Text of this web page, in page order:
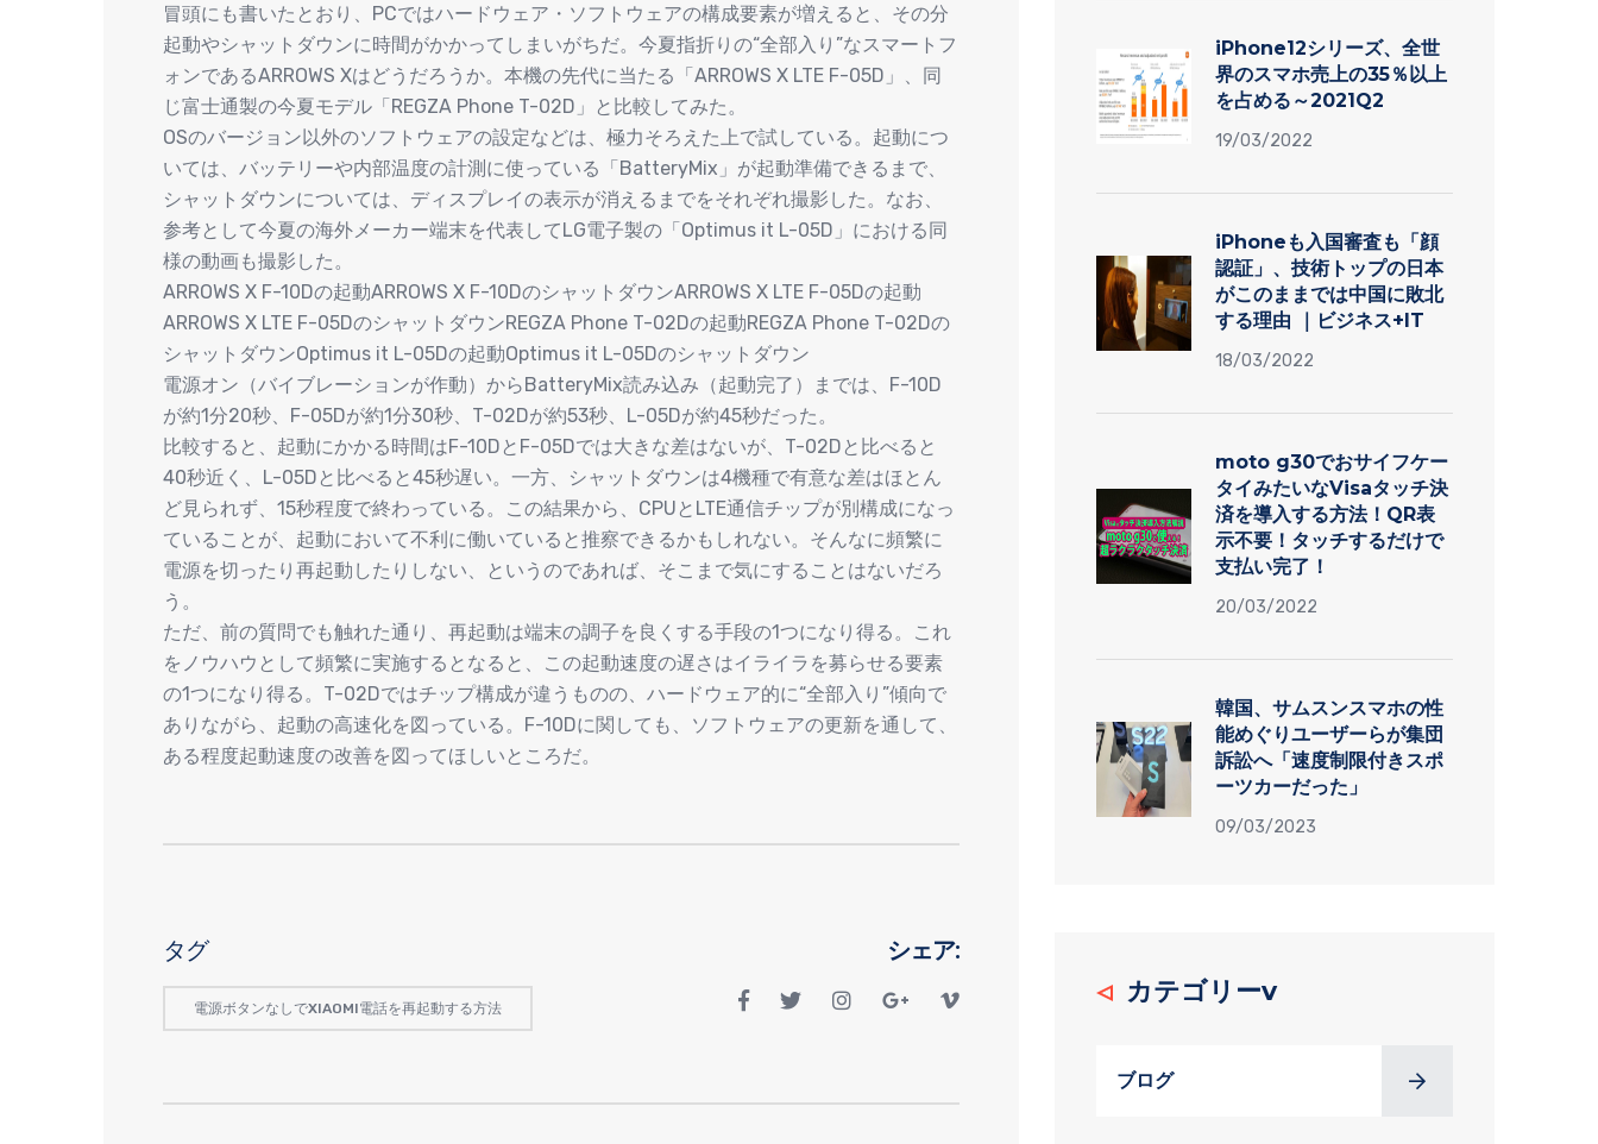
冒頭にも書いたとおり、PCではハードウェア・ソフトウェアの構成要素が増えると、その分
起動やシャットダウンに時間がかかってしまいがちだ。今夏指折りの“全部入り”なスマートフ
ォンであるARROWS Xはどうだろうか。本機の先代に当たる「ARROWS X LTE F-05D」、同
じ富士通製の今夏モデル「REGZA Phone T-02D」と比較してみた。
OSのバージョン以外のソフトウェアの設定などは、極力そろえた上で試している。起動につ
いては、バッテリーや内部温度の計測に使っている「BatteryMix」が起動準備できるまで、
シャットダウンについては、ディスプレイの表示が消えるまでをそれぞれ撮影した。なお、
参考として今夏の海外メーカー端末を代表してLG電子製の「Optimus it L-05D」における同
様の動画も撮影した。
ARROWS X F-10Dの起動ARROWS X F-10DのシャットダウンARROWS X LTE F-05Dの起動
ARROWS X LTE F-05DのシャットダウンREGZA Phone T-02Dの起動REGZA Phone T-02Dの
シャットダウンOptimus it L-05Dの起動Optimus it L-05Dのシャットダウン
電源オン（バイブレーションが作動）からBatteryMix読み込み（起動完了）までは、F-10D
が約1分20秒、F-05Dが約1分30秒、T-02Dが約53秒、L-05Dが約45秒だった。
比較すると、起動にかかる時間はF-10DとF-05Dでは大きな差はないが、T-02Dと比べると
40秒近く、L-05Dと比べると45秒遅い。一方、シャットダウンは4機種で有意な差はほとん
ど見られず、15秒程度で終わっている。この結果から、CPUとLTE通信チップが別構成になっ
ていることが、起動において不利に働いていると推察できるかもしれない。そんなに頻繁に
電源を切ったり再起動したりしない、というのであれば、そこまで気にすることはないだろ
う。
ただ、前の質問でも触れた通り、再起動は端末の調子を良くする手段の1つになり得る。これ
をノウハウとして頻繁に実施するとなると、この起動速度の遅さはイライラを募らせる要素
の1つになり得る。T-02Dではチップ構成が違うものの、ハードウェア的に“全部入り”傾向で
ありながら、起動の高速化を図っている。F-10Dに関しても、ソフトウェアの更新を通して、
ある程度起動速度の改善を図ってほしいところだ。
タグ
電源ボタンなしでXIAOMI電話を再起動する方法
シェア:
iPhone12シリーズ、全世
界のスマホ売上の35％以上
を占める～2021Q2
19/03/2022
iPhoneも入国審査も「顔
認証」、技術トップの日本
がこのままでは中国に敗北
する理由 ｜ビジネス+IT
18/03/2022
moto g30でおサイフケー
タイみたいなVisaタッチ決
済を導入する方法！QR表
示不要！タッチするだけで
支払い完了！
20/03/2022
韓国、サムスンスマホの性
能めぐりユーザーらが集団
訴訟へ「速度制限付きスポ
ーツカーだった」
09/03/2023
カテゴリーv
ブログ